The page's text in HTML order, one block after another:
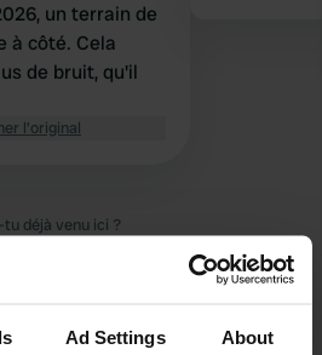
Ad Settings About
un terrain de
à côté. Cela
de bruit, qu'il
l'original
tu déjà venu ici ?